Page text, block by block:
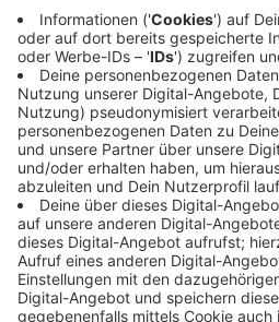
Kapazität der PCR-Tests
Anzeige
Die neue Teststrategie, die
Gebauer Dienstag Abend
Unmut unter Grundschulen und
für PCR-Tests reichen
Infektionszahlen nicht aus. Ist
positiv, sollen die betroffenen